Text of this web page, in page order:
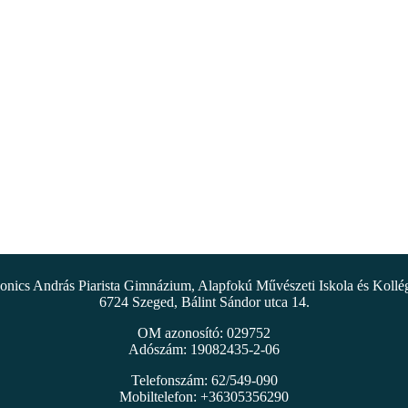
András Piarista Gimnázium, Alapfokú Művészeti Iskola és
6724 Szeged, Bálint Sándor utca 14.
OM azonosító: 029752
Adószám: 19082435-2-06
Telefonszám: 62/549-090
Mobiltelefon: +36305356290